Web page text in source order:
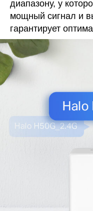
диапазону, у
мощный сигнал и
гарантирует